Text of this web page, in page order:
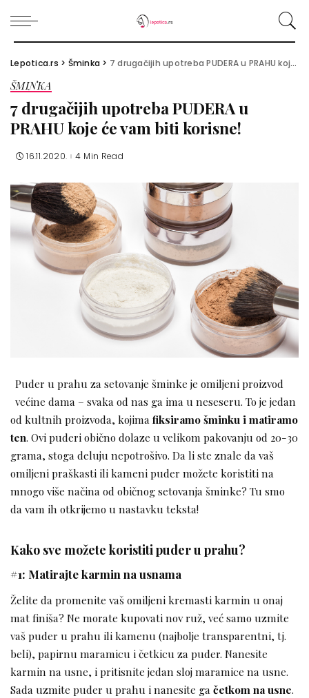
Lepotica.rs > Šminka > 7 drugačijih upotreba PUDERA u PRAHU koje će vam biti korisne!
ŠMINKA
7 drugačijih upotreba PUDERA u
PRAHU koje će vam biti korisne!
16.11.2020. 4 Min Read
Puder u prahu za setovanje šminke je omiljeni proizvod
većine dama – svaka od nas ga ima u neseseru. To je jedan
od kultnih proizvoda, kojima fiksiramo šminku i matiramo
ten. Ovi puderi obično dolaze u velikom pakovanju od 20-30
grama, stoga deluju nepotrošivo. Da li ste znale da vaš
omiljeni praškasti ili kameni puder možete koristiti na
mnogo više načina od običnog setovanja šminke? Tu smo
da vam ih otkrijemo u nastavku teksta!
Kako sve možete koristiti puder u prahu?
#1: Matirajte karmin na usnama
Želite da promenite vaš omiljeni kremasti karmin u onaj
mat finiša? Ne morate kupovati nov ruž, već samo uzmite
vaš puder u prahu ili kamenu (najbolje transparentni, tj.
beli), papirnu maramicu i četkicu za puder. Nanesite
karmin na usne, i pritisnite jedan sloj maramice na usne.
Sada uzmite puder u prahu i nanesite ga četkom na usne.